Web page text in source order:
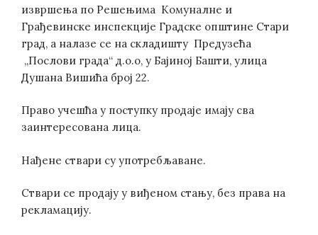
извршења по Решењима Комуналне и
Грађевинске инспекције Градске општине Стари
град, а налазе се на складишту Предузећа
„Послови града“ д.о.о, у Бајиној Башти, улица
Душана Вишића број 22.
Право учешћа у поступку продаје имају сва
заинтересована лица.
Нађене ствари су употребљаване.
Ствари се продају у виђеном стању, без права на
рекламацију.